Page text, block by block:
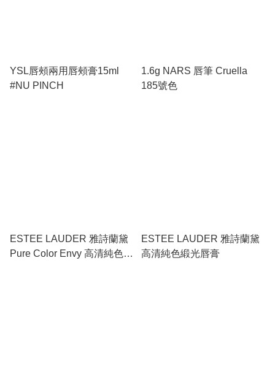
YSL唇頰兩用唇頰膏15ml
#NU PINCH
1.6g NARS 唇筆 Cruella
185號色
ESTEE LAUDER 雅詩蘭黛
Pure Color Envy 高清純色豐
ESTEE LAUDER 雅詩蘭黛
高清純色緞光唇膏